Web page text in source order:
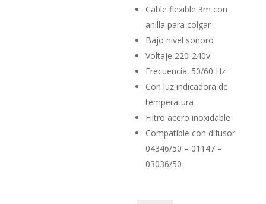
Cable flexible 3m con
anilla para colgar
Bajo nivel sonoro
Voltaje 220-240v
Frecuencia: 50/60 Hz
Con luz indicadora de
temperatura
Filtro acero inoxidable
Compatible con difusor
04346/50 – 01147 –
03036/50